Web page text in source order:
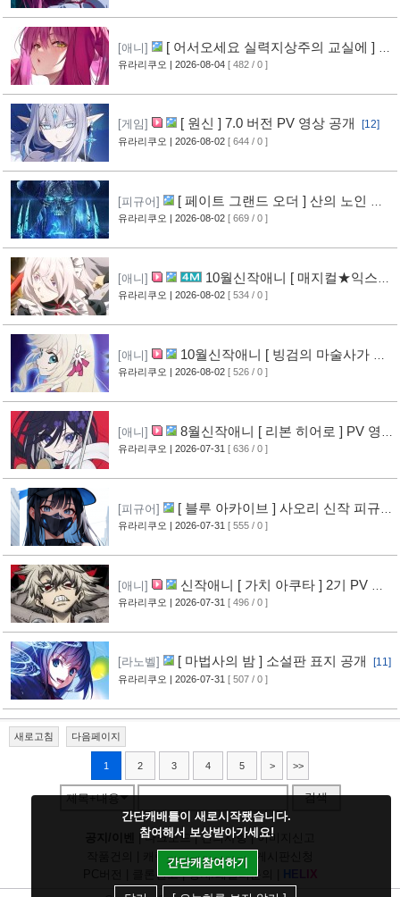
[애니]
[ 어서오세요 실력지상주의 교실에 ] 블
루레이 VOL.2 표지 공개 [8]
유라리쿠오 | 2026-08-04 [ 482 / 0 ]
[게임] [ 원신 ] 7.0 버전 PV 영상 공개 [12]
유라리쿠오 | 2026-08-02 [ 644 / 0 ]
[피규어]
[ 페이트 그랜드 오더 ] 산의 노인 신
작 피규어 공개 [17]
유라리쿠오 | 2026-08-02 [ 669 / 0 ]
[애니]
10월신작애니 [ 매지컬★익스플
로러 ] PV 영상 공개 [12]
유라리쿠오 | 2026-08-02 [ 534 / 0 ]
[애니]
10월신작애니 [ 빙검의 마술사가 세
계를 다스린다 ] 2기 PV 영상 공개
유라리쿠오 | 2026-08-02 [ 526 / 0 ]
[애니]
8월신작애니 [ 리본 히어로 ] PV 영
상 공개
[11]
유라리쿠오 | 2026-07-31 [ 636 / 0 ]
[피규어]
[ 블루 아카이브 ] 사오리 신작 피규어
공개 [10]
유라리쿠오 | 2026-07-31 [ 555 / 0 ]
[애니]
신작애니 [ 가치 아쿠타 ] 2기 PV 영
상 공개
[13]
유라리쿠오 | 2026-07-31 [ 496 / 0 ]
[라노벨] [ 마법사의 밤 ] 소설판 표지 공개 [11]
유라리쿠오 | 2026-07-31 [ 507 / 0 ]
새로고침 다음페이지
1 2 3 4 5 > >>
제목+내용 검색
|다크모드|건의사항|이미지신고
캐릭건의|기타디비|
클론신고|정지/패널티문의 H
X
간단캐배틀이 새로시작됐습니다.
참여해서 보상받아가세요!
간단캐참여하기